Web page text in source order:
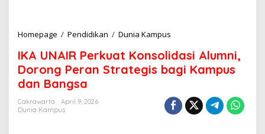
Homepage / Pendidikan / Dunia Kampus
A
U
N
I
R
IKA UNAIR Perkuat Konsolidasi Alumni,
Dorong Peran Strategis bagi Kampus
dan Bangsa
Cakrawarta
April 9, 2026
Dunia Kampus